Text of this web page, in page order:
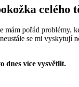
celého
mám pořád problémy,
se mi vyskytují
dnes více vysvětlit.